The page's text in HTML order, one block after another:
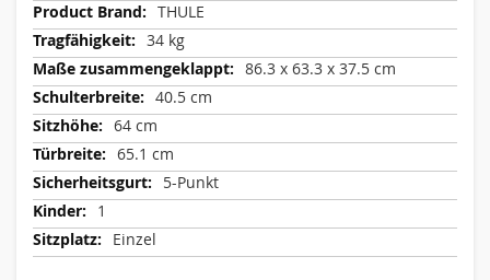
THULE
34 kg
86.3 x 63.3 x 37.5 cm
40.5 cm
64 cm
65.1 cm
5-Punkt
1
Einzel